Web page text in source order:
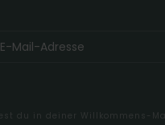
du in deiner Willkommens-